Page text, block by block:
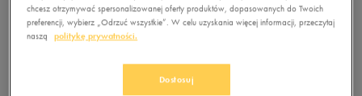
chcesz otrzymywać spersonalizowanej oferty produktów, dopasowanych do Twoich
preferencji, wybierz „Odrzuć wszystkie”. W celu uzyskania więcej informacji, przeczytaj
naszą
politykę prywatności.
Dostosuj